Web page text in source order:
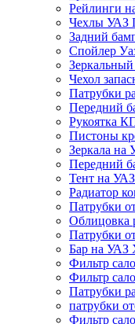
Рейлинги
Чехлы УАЗ
Задний
Спойлер
Чехол
Патрубки
Передний
Рукоятка
Пистоны
Зеркала на
Передний
Тент на
Радиатор
Патрубки
Облицовка
Патрубки
Бар на УАЗ
Фильтр
Фильтр
Патрубки
патрубки
Фильтр